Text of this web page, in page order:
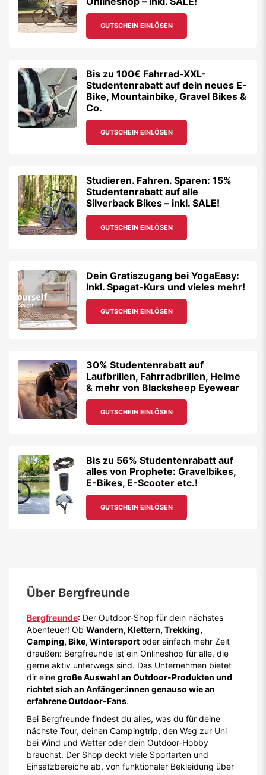
GUTSCHEIN EINLÖSEN
Bis zu 100€ Fahrrad-XXL-
Studentenrabatt auf dein neues E-
Bike, Mountainbike, Gravel Bikes &
Co.
GUTSCHEIN EINLÖSEN
Studieren. Fahren. Sparen: 15%
Studentenrabatt auf alle
Silverback Bikes – inkl. SALE!
GUTSCHEIN EINLÖSEN
Dein Gratiszugang bei YogaEasy:
Inkl. Spagat-Kurs und vieles mehr!
GUTSCHEIN EINLÖSEN
30% Studentenrabatt auf
Laufbrillen, Fahrradbrillen, Helme
& mehr von Blacksheep Eyewear
GUTSCHEIN EINLÖSEN
Bis zu 56% Studentenrabatt auf
alles von Prophete: Gravelbikes,
E-Bikes, E-Scooter etc.!
GUTSCHEIN EINLÖSEN
Über Bergfreunde
Bergfreunde: Der Outdoor-Shop für dein nächstes
Abenteuer! Ob Wandern, Klettern, Trekking,
Camping, Bike, Wintersport oder einfach mehr Zeit
draußen: Bergfreunde ist ein Onlineshop für alle, die
gerne aktiv unterwegs sind. Das Unternehmen bietet
dir eine große Auswahl an Outdoor-Produkten und
richtet sich an Anfänger:innen genauso wie an
erfahrene Outdoor-Fans.
Bei Bergfreunde findest du alles, was du für deine
nächste Tour, deinen Campingtrip, den Weg zur Uni
bei Wind und Wetter oder dein Outdoor-Hobby
brauchst. Der Shop deckt viele Sportarten und
Einsatzbereiche ab, von funktionaler Bekleidung über